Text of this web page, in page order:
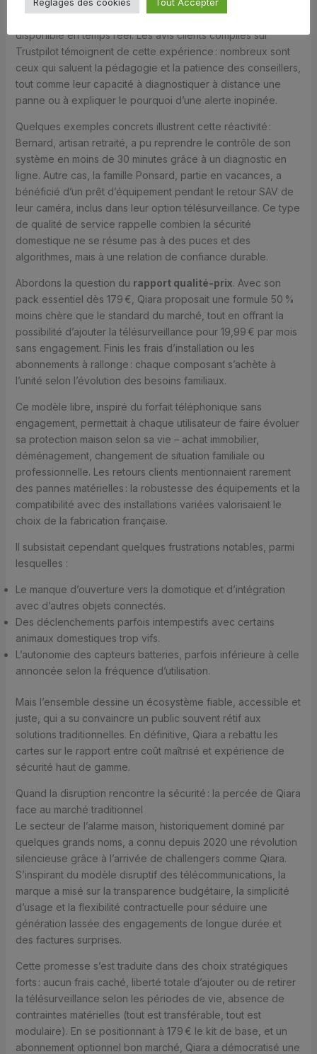
disponible en temps réel. Les avis clients compilés sur
Trustpilot témoignent de cette expérience : nombreux sont
ceux qui saluent la pédagogie et la patience des conseillers,
tout comme leur capacité à diagnostiquer à distance une
panne ou à expliquer le pourquoi d’une alerte inopinée.
Quelques exemples concrets illustrent cette réactivité :
Bernard, artisan retraité, a pu reprendre le contrôle de son
système en moins de 30 minutes grâce à un diagnostic en
ligne. Autre cas, la famille Ponsard, partie en vacances, a
bénéficié d’un prêt d’équipement pendant le retour SAV de
leur caméra, inclus dans leur option télésurveillance. Ce type
de qualité de service rappelle combien la sécurité
domestique ne se résume pas à des puces et des
algorithmes, mais à une relation de confiance durable.
Abordons la question du rapport qualité-prix. Avec son
pack essentiel dès 179 €, Qiara proposait une formule 50 %
moins chère que le standard du marché, tout en offrant la
possibilité d’ajouter la télésurveillance pour 19,99 € par mois
sans engagement. Finis les frais d’installation ou les
abonnements à rallonge : chaque composant s’achète à
l’unité selon l’évolution des besoins familiaux.
Ce modèle libre, inspiré du forfait téléphonique sans
engagement, permettait à chaque utilisateur de faire évoluer
sa protection maison selon sa vie – achat immobilier,
déménagement, changement de situation familiale ou
professionnelle. Les retours clients mentionnaient rarement
des pannes matérielles : la robustesse des équipements et la
compatibilité avec des installations variées valorisaient le
choix de la fabrication française.
Il subsistait cependant quelques frustrations notables, parmi
lesquelles :
Le manque d’ouverture vers la domotique et d’intégration
avec d’autres objets connectés.
Des déclenchements parfois intempestifs avec certains
animaux domestiques trop vifs.
L’autonomie des capteurs batteries, parfois inférieure à celle
annoncée selon la fréquence d’utilisation.
Mais l’ensemble dessine un écosystème fiable, accessible et
juste, qui a su convaincre un public souvent rétif aux
solutions traditionnelles. En définitive, Qiara a rebattu les
cartes sur le rapport entre coût maîtrisé et expérience de
sécurité haut de gamme.
Quand la disruption rencontre la sécurité : la percée de Qiara
face au marché traditionnel
Le secteur de l’alarme maison, historiquement dominé par
quelques grands noms, a connu depuis 2020 une révolution
silencieuse grâce à l’arrivée de challengers comme Qiara.
S’inspirant du modèle disruptif des télécommunications, la
marque a misé sur la transparence budgétaire, la simplicité
d’usage et la flexibilité contractuelle pour séduire une
génération lassée des engagements de longue durée et
des factures surprises.
Cette promesse s’est traduite dans des choix stratégiques
forts : aucun frais caché, liberté totale d’ajouter ou de retirer
la télésurveillance selon les périodes de vie, absence de
contraintes matérielles (tout est transférable, tout est
modulaire). En se positionnant à 179 € le kit de base, et un
abonnement optionnel bon marché, Qiara a démocratisé une